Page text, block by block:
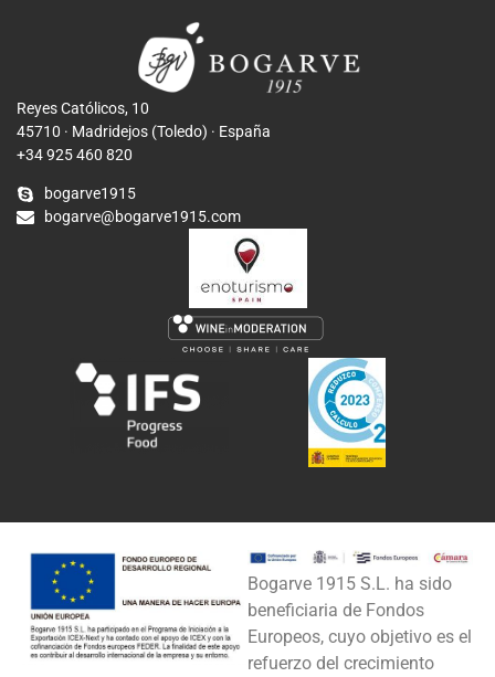
Reyes Católicos, 10
45710 · Madridejos (Toledo) · España
+34 925 460 820
bogarve1915
bogarve@bogarve1915.com
Bogarve 1915 S.L. ha sido
beneficiaria de Fondos
Europeos, cuyo objetivo es el
refuerzo del crecimiento